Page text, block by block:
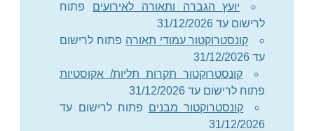
יועץ הגברה ותאורה לאירועים פתוח
לרישום עד 31/12/2026
קונסטרוקטור עמודי תאורה פתוח לרישום
עד 31/12/2026
קונסטרוקטור תקרות תליות/ אקוסטיות
פתוח לרישום עד 31/12/2026
קונסטרוקטור מבנים פתוח לרישום עד
31/12/2026